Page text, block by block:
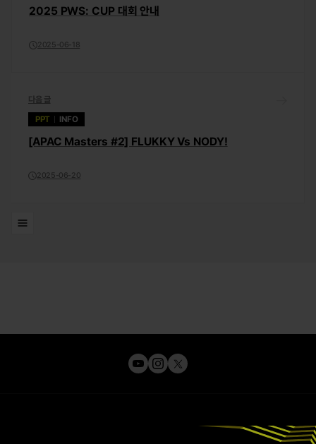
2025 PWS: CUP 대회 안내
2025-06-18
다음 글
PPT
INFO
[APAC Masters #2] FLUKKY Vs NODY!
2025-06-20